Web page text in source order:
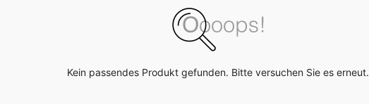
Kein passendes Produkt gefunden. Bitte versuchen Sie es erneut.